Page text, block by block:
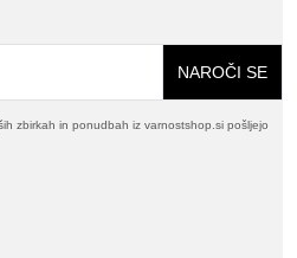
NAROČI SE
zbirkah in ponudbah iz varnostshop.si pošljejo